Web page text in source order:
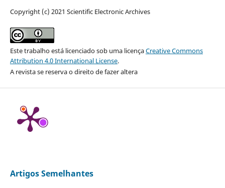
Copyright (c) 2021 Scientific Electronic Archives
Este trabalho está licenciado sob uma licençaCreative Commons
Attribution 4.0 International License.
A revista se reserva o direito de fazer altera
Artigos Semelhantes